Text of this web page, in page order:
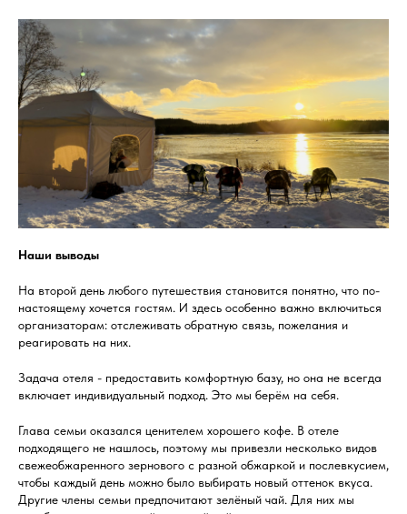
Наши выводы
На второй день любого путешествия становится понятно, что по-
настоящему хочется гостям. И здесь особенно важно включиться
организаторам: отслеживать обратную связь, пожелания и
реагировать на них.
Задача отеля - предоставить комфортную базу, но она не всегда
включает индивидуальный подход. Это мы берём на себя.
Глава семьи оказался ценителем хорошего кофе. В отеле
подходящего не нашлось, поэтому мы привезли несколько видов
свежеобжаренного зернового с разной обжаркой и послевкусием,
чтобы каждый день можно было выбирать новый оттенок вкуса.
Другие члены семьи предпочитают зелёный чай. Для них мы